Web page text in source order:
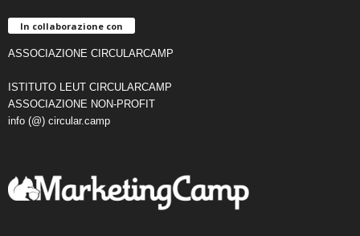
In collaborazione con
ASSOCIAZIONE CIRCULARCAMP
ISTITUTO LEUT CIRCULARCAMP
ASSOCIAZIONE NON-PROFIT
info (@) circular.camp